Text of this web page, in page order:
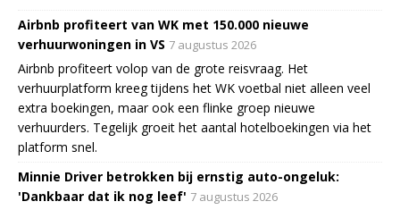
Airbnb profiteert van WK met 150.000 nieuwe
verhuurwoningen in VS 7 augustus 2026
Airbnb profiteert volop van de grote reisvraag. Het
verhuurplatform kreeg tijdens het WK voetbal niet alleen veel
extra boekingen, maar ook een flinke groep nieuwe
verhuurders. Tegelijk groeit het aantal hotelboekingen via het
platform snel.
Minnie Driver betrokken bij ernstig auto-ongeluk:
'Dankbaar dat ik nog leef' 7 augustus 2026